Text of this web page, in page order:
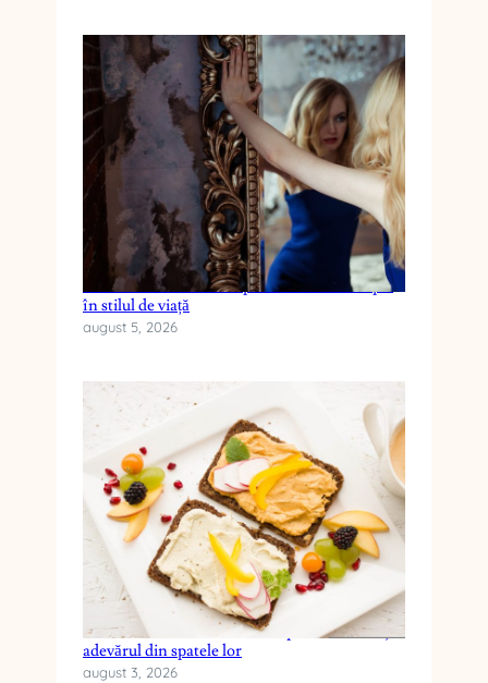
Cum reduci anxietatea prin schimbări simple
în stilul de viață
august 5, 2026
Cele mai frecvente mituri despre dieta keto și
adevărul din spatele lor
august 3, 2026